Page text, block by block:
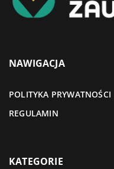
NAWIGACJA
POLITYKA PRYWATNOŚCI
REGULAMIN
KATEGORIE